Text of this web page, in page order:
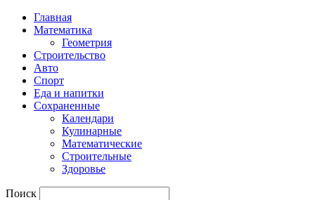
Главная
Математика
Геометрия
Строительство
Авто
Спорт
Еда и напитки
Сохраненные
Календари
Кулинарные
Математические
Строительные
Здоровье
Поиск